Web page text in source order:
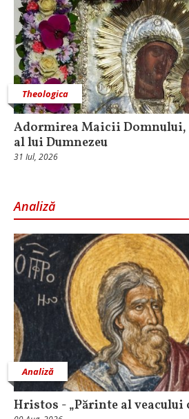
Theologica
Adormirea Maicii Domnului,
al lui Dumnezeu
31 Iul, 2026
Analiză
Analiză
Hristos - „Părinte al veacului